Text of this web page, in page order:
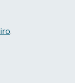
.